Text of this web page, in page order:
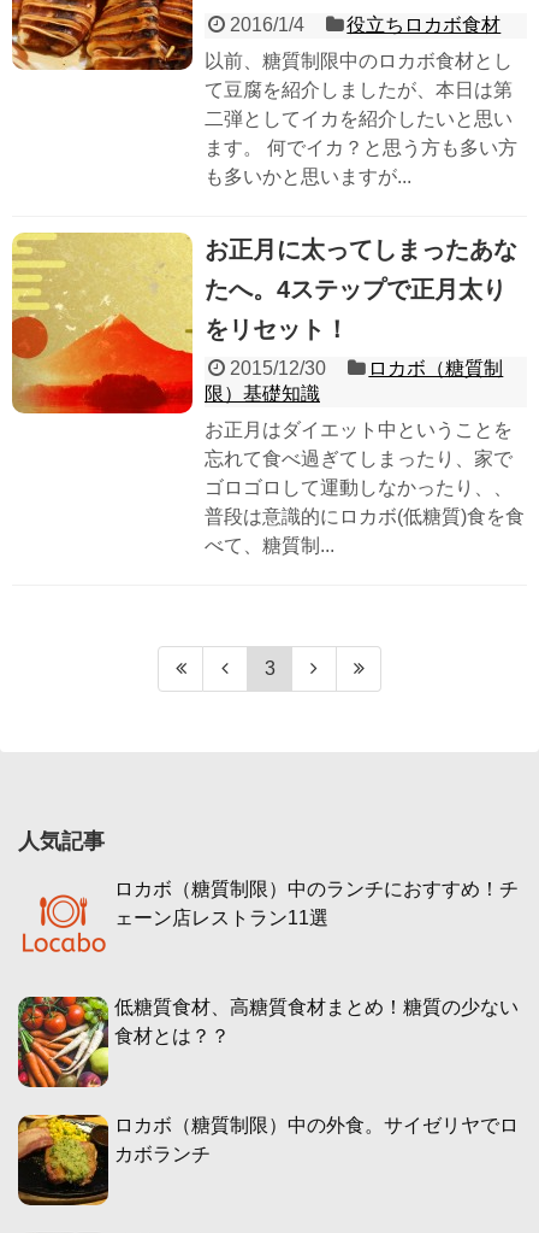
2016/1/4
役立ちロカボ食材
以前、糖質制限中のロカボ食材とし
て豆腐を紹介しましたが、本日は第
二弾としてイカを紹介したいと思い
ます。 何でイカ？と思う方も多い方
も多いかと思いますが...
お正月に太ってしまったあな
たへ。4ステップで正月太り
をリセット！
2015/12/30
ロカボ（糖質制
限）基礎知識
お正月はダイエット中ということを
忘れて食べ過ぎてしまったり、家で
ゴロゴロして運動しなかったり、、
普段は意識的にロカボ(低糖質)食を食
べて、糖質制...
3
人気記事
ロカボ（糖質制限）中のランチにおすすめ！チ
ェーン店レストラン11選
低糖質食材、高糖質食材まとめ！糖質の少ない
食材とは？？
ロカボ（糖質制限）中の外食。サイゼリヤでロ
カボランチ